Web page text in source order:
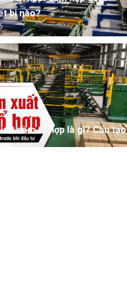
bị nào?
dầm tổ hợp là gì? Cấu tạo